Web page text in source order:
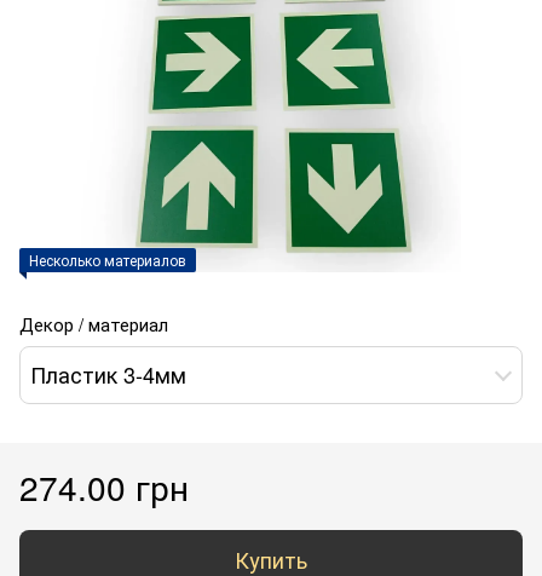
Несколько материалов
Декор / материал
Пластик 3-4мм
274.00 грн
Купить